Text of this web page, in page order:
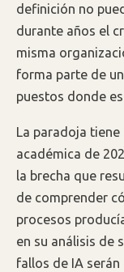
definición no
durante años el
misma
forma parte de
puestos donde
La paradoja
académica de
la brecha que
de comprender
procesos
en su análisis de
fallos de IA